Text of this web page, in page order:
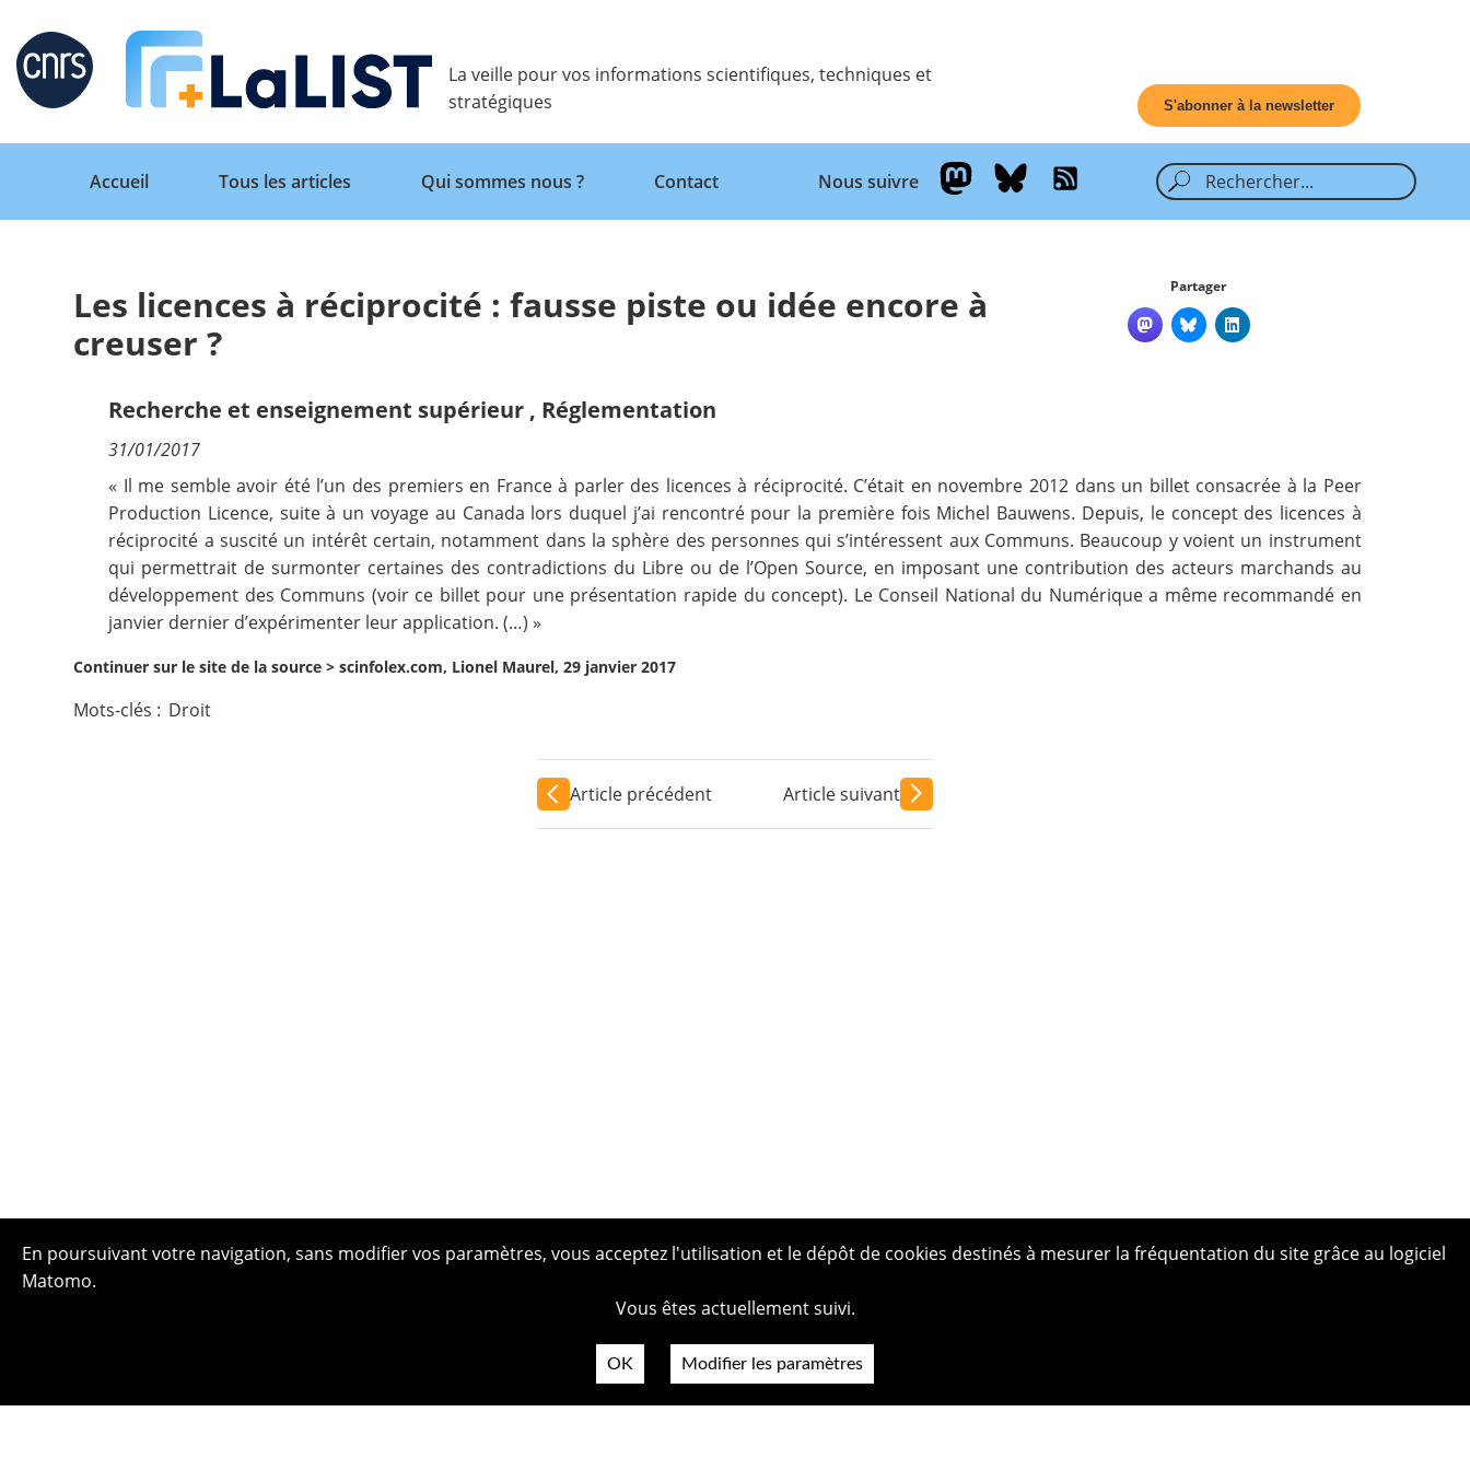
Retour
Accueil
Qui sommes nous ?
Nous suivre
La veille pour vos informations scientifiques, techniques et
stratégiques
S'abonner à la newsletter
Retour
Accueil
Tous les articles Qui sommes nous ? Contact Nous suivre
Les licences à réciprocité : fausse piste ou idée encore à
creuser ?
Partager
Recherche et enseignement supérieur , Réglementation
31/01/2017
« Il me semble avoir été l’un des premiers en France à parler des licences à réciprocité. C’était en novembre 2012 dans un billet consacrée à la Peer
Production Licence, suite à un voyage au Canada lors duquel j’ai rencontré pour la première fois Michel Bauwens. Depuis, le concept des licences à
réciprocité a suscité un intérêt certain, notamment dans la sphère des personnes qui s’intéressent aux Communs. Beaucoup y voient un instrument
qui permettrait de surmonter certaines des contradictions du Libre ou de l’Open Source, en imposant une contribution des acteurs marchands au
développement des Communs (voir ce billet pour une présentation rapide du concept). Le Conseil National du Numérique a même recommandé en
janvier dernier d’expérimenter leur application. (…) »
Continuer sur le site de la source >scinfolex.com, Lionel Maurel, 29 janvier 2017
Mots-clés : Droit
Article précédent Article suivant
En poursuivant votre navigation, sans modifier vos paramètres, vous acceptez l'utilisation et le dépôt de cookies destinés à mesurer la fréquentation du site grâce au logiciel
Matomo.
Vous êtes actuellement suivi.
OK Modifier les paramètres